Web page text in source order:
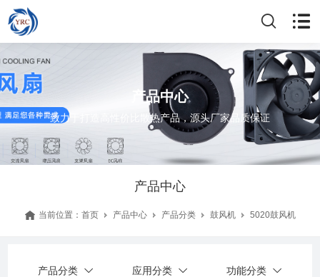
产品中心
致力于打造高性价比散热产品，源头厂家品质保证
产品中心
当前位置： 首页 产品中心 产品分类 鼓风机 5020鼓风机
产品分类 应用分类 功能分类